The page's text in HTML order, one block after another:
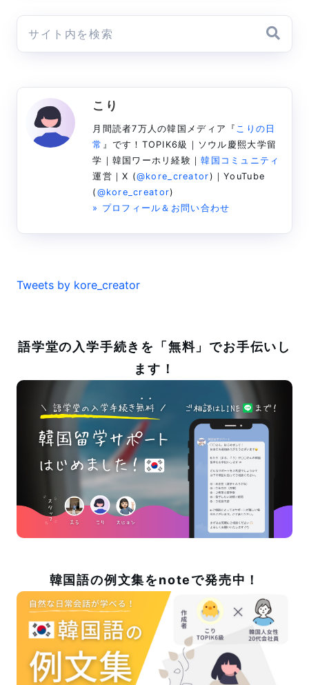
こり
月間読者7万人の韓国メディア『 こりの日
常 』です！TOPIK6級｜ソウル慶熙大学留
学｜韓国ワーホリ経験｜韓国コミュニティ
運営｜X (@kore_creator)｜YouTube
( @kore_creator)
» プロフィール＆お問い合わせ
Tweets by kore_creator
語学堂の入学手続きを「無料」でお手伝いし
ます！
韓国語の例文集をnoteで発売中！